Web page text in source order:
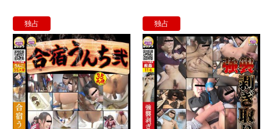
独占
合宿うんち弐
独占
強